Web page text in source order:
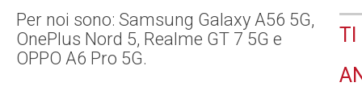
Per noi sono: Samsung Galaxy A56 5G,
OnePlus Nord 5, Realme GT 7 5G e
OPPO A6 Pro 5G.
TI